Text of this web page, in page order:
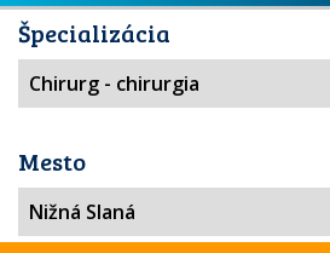
Špecializácia
Mesto